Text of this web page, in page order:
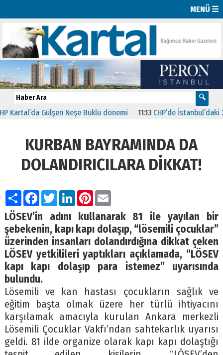
MENÜ ☰
Gülşen Neşe Büklü dönemi 11:13 CHP’de İstanbul’daki 23
KURBAN BAYRAMINDA DA
DOLANDIRICILARA DİKKAT!
PaylaşFacebook
TwitterLinkedIn
Pinterest
Email
LÖSEV’in adını kullanarak 81 ile yayılan bir
şebekenin, kapı kapı dolaşıp, “lösemili çocuklar”
üzerinden insanları dolandırdığına dikkat çeken
LÖSEV yetkilileri yaptıkları açıklamada, “LÖSEV
kapı kapı dolaşıp para istemez” uyarısında
bulundu.
Lösemili ve kan hastası çocukların sağlık ve
eğitim başta olmak üzere her türlü ihtiyacını
karşılamak amacıyla kurulan Ankara merkezli
Lösemili Çocuklar Vakfı’ndan sahtekarlık uyarısı
geldi. 81 ilde organize olarak kapı kapı dolaştığı